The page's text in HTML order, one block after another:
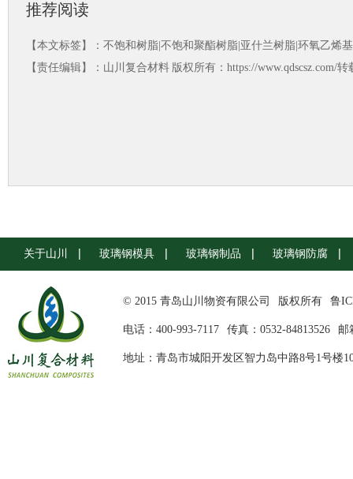
推荐阅读
【本文标签】： 不饱和树脂|不饱和聚酯树脂|亚什兰树脂|环氧乙烯
【责任编辑】： 山川复合材料 版权所有：https://www.qdscsz.com/
关于山川 玻璃钢模具 玻璃钢制品 玻璃钢防腐
© 2015 青岛山川物资有限公司 版权所有 鲁
电话：400-993-7117 传真：0532-84813526 邮
地址：青岛市城阳开发区智力岛中路8号1号楼